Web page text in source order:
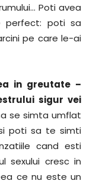
Poti avea
perfect: poti sa
pe care le-ai
in greutate –
sigur vei
se simta umflat
poti sa te simti
cand esti
sexului cresc in
ce nu este un